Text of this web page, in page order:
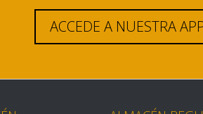
ACCEDE A NUESTRA